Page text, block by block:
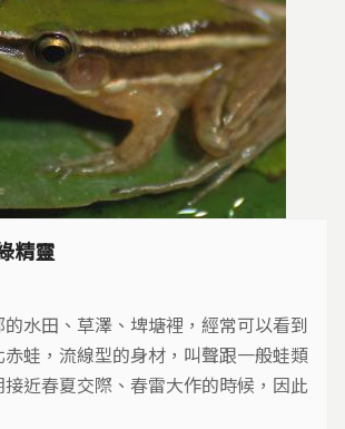
精靈
水田、草澤、埤塘裡，經常可以看到
蛙，流線型的身材，叫聲跟一般蛙類
近春夏交際、春雷大作的時候，因此
。工商社會來臨後，埤塘一一被填